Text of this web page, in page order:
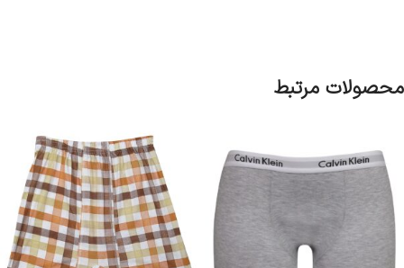
محصولات مرتبط